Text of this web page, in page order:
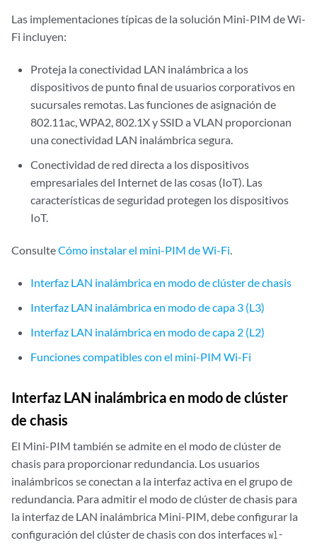
Las implementaciones típicas de la solución Mini-PIM de Wi-
Fi incluyen:
Proteja la conectividad LAN inalámbrica a los
dispositivos de punto final de usuarios corporativos en
sucursales remotas. Las funciones de asignación de
802.11ac, WPA2, 802.1X y SSID a VLAN proporcionan
una conectividad LAN inalámbrica segura.
Conectividad de red directa a los dispositivos
empresariales del Internet de las cosas (IoT). Las
características de seguridad protegen los dispositivos
IoT.
ConsulteCómo instalar el mini-PIM de Wi-Fi.
Interfaz LAN inalámbrica en modo de clúster de chasis
Interfaz LAN inalámbrica en modo de capa 3 (L3)
Interfaz LAN inalámbrica en modo de capa 2 (L2)
Funciones compatibles con el mini-PIM Wi-Fi
Interfaz LAN inalámbrica en modo de clúster
de chasis
El Mini-PIM también se admite en el modo de clúster de
chasis para proporcionar redundancia. Los usuarios
inalámbricos se conectan a la interfaz activa en el grupo de
redundancia. Para admitir el modo de clúster de chasis para
la interfaz de LAN inalámbrica Mini-PIM, debe configurar la
configuración del clúster de chasis con dos interfaceswl-